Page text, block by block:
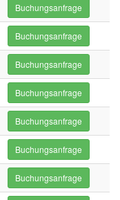
Buchungsanfrage
Buchungsanfrage
Buchungsanfrage
Buchungsanfrage
Buchungsanfrage
Buchungsanfrage
Buchungsanfrage